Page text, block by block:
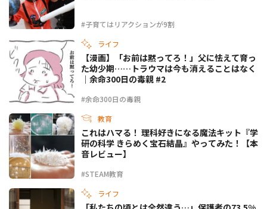
#子育てはリアクションが9割
ライフ
#余命300日の毒親
【漫画】「お前は黙ってろ！」父に怯えて育っ
た幼少期……トラウマは今も消えることはなく
｜余命300日の毒親 #2
教育
#STEAM教育
これはハマる！ 理科好きになる魔法キット『学
研の科学 きらめく宝石結晶』やってみた！【本
音レビュー】
ライフ